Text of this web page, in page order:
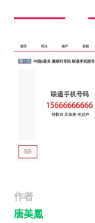
作者
唐美鳳